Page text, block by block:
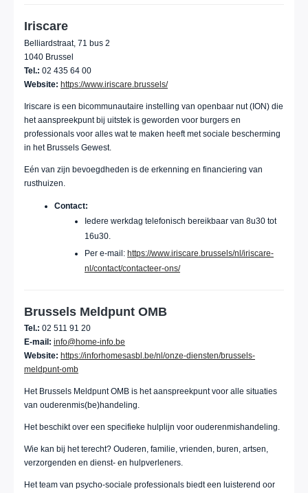
Iriscare
Belliardstraat, 71 bus 2
1040 Brussel
Tel.: 02 435 64 00
Website: https://www.iriscare.brussels/
Iriscare is een bicommunautaire instelling van openbaar nut (ION) die
het aanspreekpunt bij uitstek is geworden voor burgers en
professionals voor alles wat te maken heeft met sociale bescherming
in het Brussels Gewest.
Eén van zijn bevoegdheden is de erkenning en financiering van
rusthuizen.
Contact:
Iedere werkdag telefonisch bereikbaar van 8u30 tot
16u30.
Per e-mail: https://www.iriscare.brussels/nl/iriscare-
nl/contact/contacteer-ons/
Brussels Meldpunt OMB
Tel.: 02 511 91 20
E-mail: info@home-info.be
Website: https://inforhomesasbl.be/nl/onze-diensten/brussels-
meldpunt-omb
Het Brussels Meldpunt OMB is het aanspreekpunt voor alle situaties
van ouderenmis(be)handeling.
Het beschikt over een specifieke hulplijn voor ouderenmishandeling.
Wie kan bij het terecht? Ouderen, familie, vrienden, buren, artsen,
verzorgenden en dienst- en hulpverleners.
Het team van psycho-sociale professionals biedt een luisterend oor